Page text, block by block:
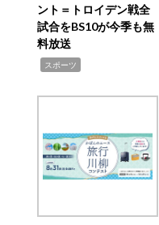
ント＝トロイデン戦全
試合をBS10が今季も無
料放送
スポーツ